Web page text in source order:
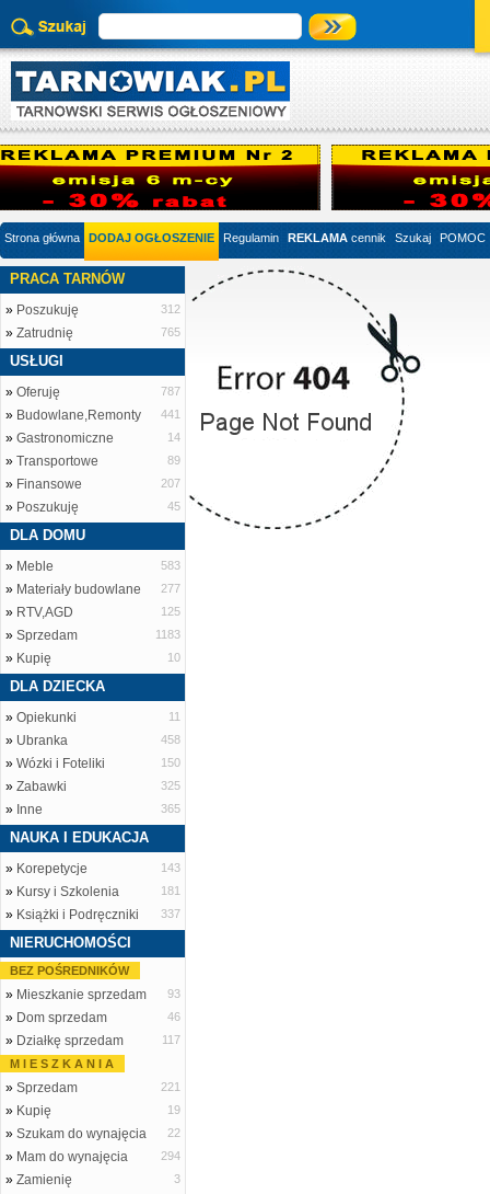
Strona główna DODAJ OGŁOSZENIE Regulamin REKLAMA cennik Szukaj POMOC
PRACA TARNÓW
» Poszukuję 312
» Zatrudnię 765
USŁUGI
» Oferuję 787
» Budowlane,Remonty 441
» Gastronomiczne 14
» Transportowe 89
» Finansowe 207
» Poszukuję 45
DLA DOMU
» Meble 583
» Materiały budowlane 277
» RTV,AGD 125
» Sprzedam 1183
» Kupię 10
DLA DZIECKA
» Opiekunki 11
» Ubranka 458
» Wózki i Foteliki 150
» Zabawki 325
» Inne 365
NAUKA I EDUKACJA
» Korepetycje 143
» Kursy i Szkolenia 181
» Książki i Podręczniki 337
NIERUCHOMOŚCI
BEZ POŚREDNIKÓW
» Mieszkanie sprzedam 93
» Dom sprzedam 46
» Działkę sprzedam
117
M I E S Z K A N I A
» Sprzedam 221
» Kupię 19
» Szukam do wynajęcia 22
» Mam do wynajęcia 294
» Zamienię 3